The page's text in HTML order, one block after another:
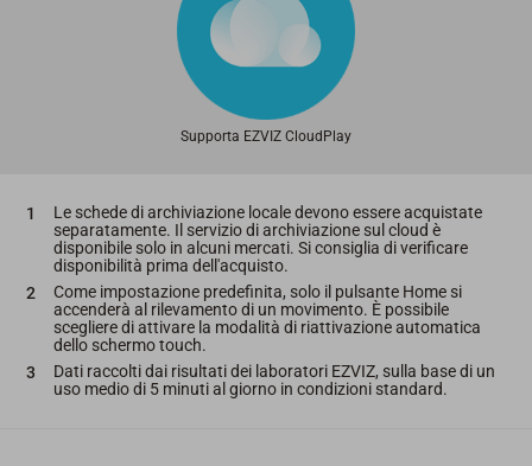
Supporta EZVIZ CloudPlay
Le schede di archiviazione locale devono essere acquistate
separatamente. Il servizio di archiviazione sul cloud è
disponibile solo in alcuni mercati. Si consiglia di verificare
disponibilità prima dell'acquisto.
Come impostazione predefinita, solo il pulsante Home si
accenderà al rilevamento di un movimento. È possibile
scegliere di attivare la modalità di riattivazione automatica
dello schermo touch.
Dati raccolti dai risultati dei laboratori EZVIZ, sulla base di un
uso medio di 5 minuti al giorno in condizioni standard.